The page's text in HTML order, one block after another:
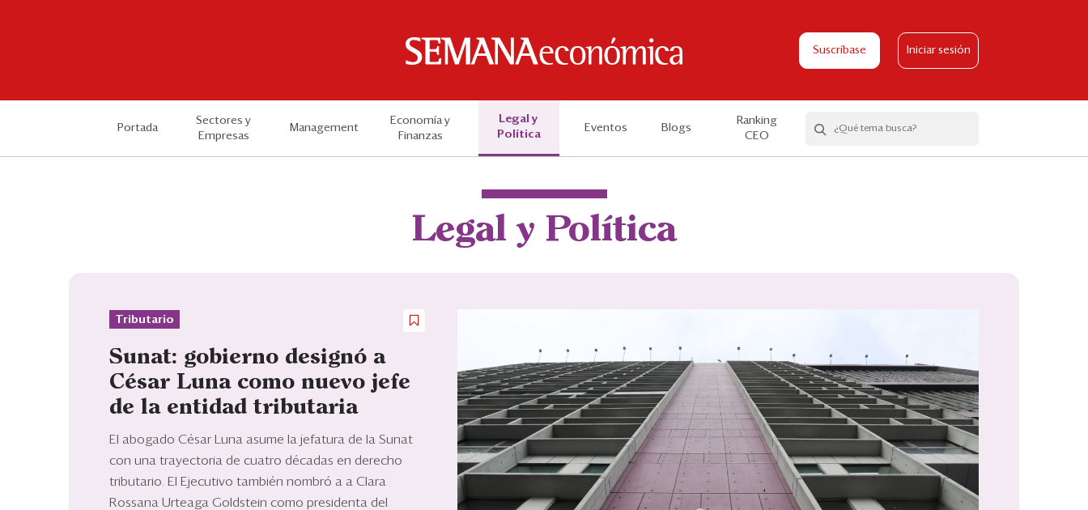
Suscríbase Iniciar sesión
Portada
Sectores y
Empresas
Management
Economía y
Finanzas
Legal y
Política
Eventos Blogs
Ranking
CEO
Legal y Política
Tributario
Sunat: gobierno designó a
César Luna como nuevo jefe
de la entidad tributaria
El abogado César Luna asume la jefatura de la Sunat
con una trayectoria de cuatro décadas en derecho
tributario. El Ejecutivo también nombró a a Clara
Rossana Urteaga Goldstein como presidenta del